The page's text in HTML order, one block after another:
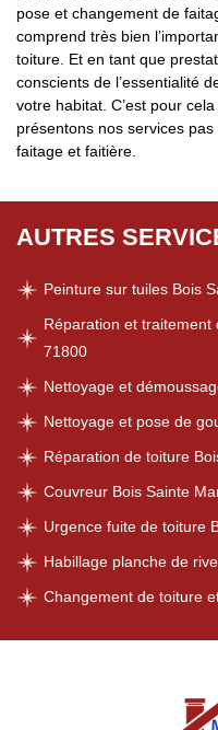
pose et changement de
comprend très bien
toiture. Et en tant que
conscients de l’essentialité
votre habitat. C’est pour
présentons nos services
faitage et faitière.
AUTRES
Peinture sur tuiles Bois
Réparation et
71800
Nettoyage et
Nettoyage et pose de
Réparation de toiture
Couvreur Bois Sainte
Urgence fuite de toiture
Habillage planche de
Changement de toiture